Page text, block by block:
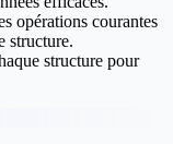
opérations courantes
structure.
structure pour